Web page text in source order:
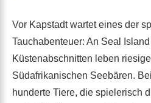
Vor Kapstadt wartet eines der
Tauchabenteuer: An Seal
Küstenabschnitten leben
Südafrikanischen Seebären.
hunderte Tiere, die spielerisch